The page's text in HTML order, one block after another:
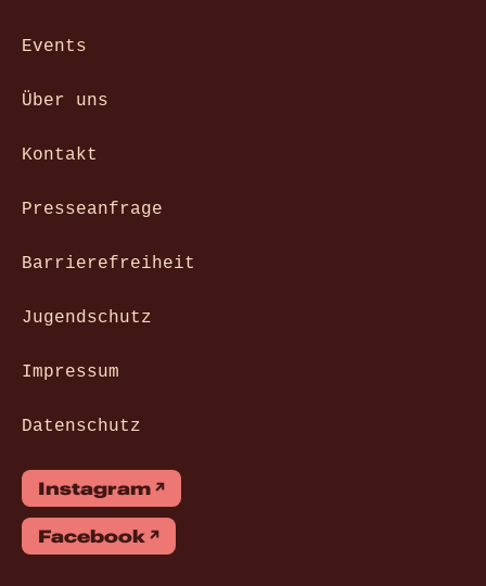
Events
Über uns
Kontakt
Presseanfrage
Barrierefreiheit
Jugendschutz
Impressum
Datenschutz
Instagram
Facebook